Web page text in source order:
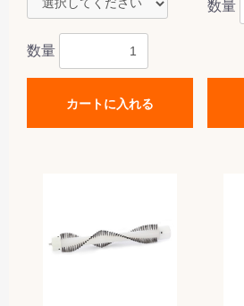
数量
カートに入れる
数量